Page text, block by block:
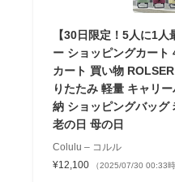
【30日限定！5人に1
ー ショッピングカート
カート 買い物
りたたみ 軽量 キャリ
納 ショッピングバッグ
老の日 母の日
Colulu – コルル
¥12,100
（2025/07/30 00:33